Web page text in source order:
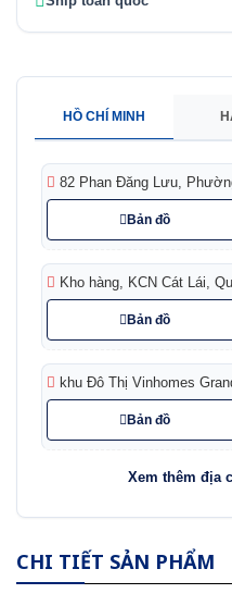
HỒ CHÍ MINH
82 Phan Đăng Lưu,
Bản đồ
Kho hàng, KCN Cát Lái,
Bản đồ
khu Đô Thị Vinhomes
Bản đồ
Xem thêm địa
CHI TIẾT SẢN PHẨM